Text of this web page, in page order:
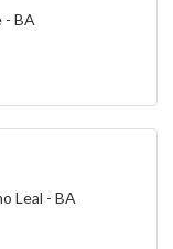
- BA
Leal - BA